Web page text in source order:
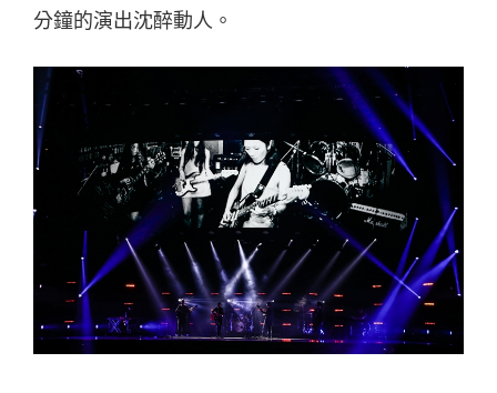
分鐘的演出沈醉動人。